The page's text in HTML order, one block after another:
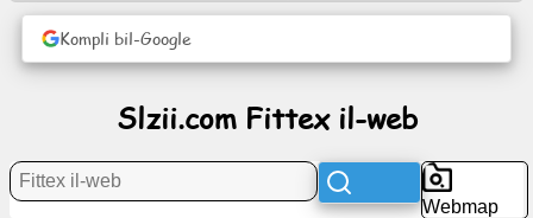
Divertiment
Aħbarijiet
Kompli bil-Google
Slzii.com Fittex il-web
Webmap